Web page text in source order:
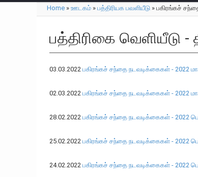
You are here
Home » ஊடகம் » பத்திரியக பவளியீடு » பகிரங்கச்
பத்திரிகை வெளியீடு
03.03.2022 பகிரங்கச் சந்தை நடவடிக்கைகள் - 2022
02.03.2022 பகிரங்கச் சந்தை நடவடிக்கைகள் - 2022
28.02.2022 பகிரங்கச் சந்தை நடவடிக்கைகள் - 2022
25.02.2022 பகிரங்கச் சந்தை நடவடிக்கைகள் - 2022
24.02.2022 பகிரங்கச் சந்தை நடவடிக்கைகள் - 2022